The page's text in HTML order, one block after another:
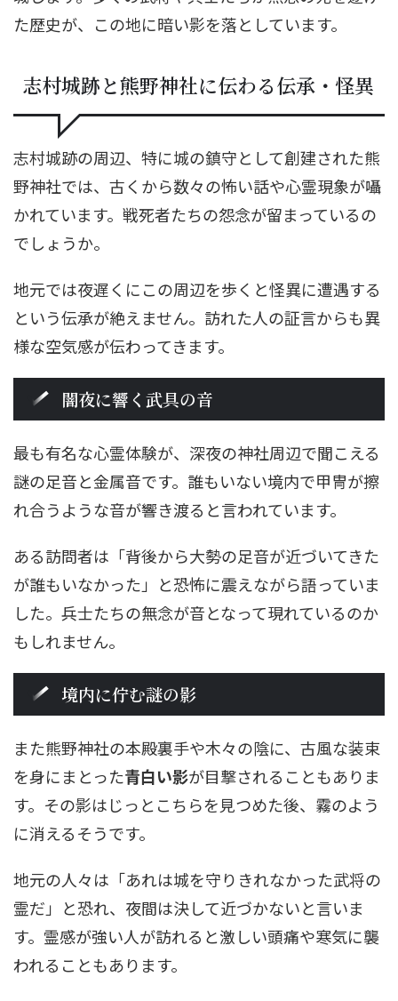
た歴史が、この地に暗い影を落としています。
志村城跡と熊野神社に伝わる伝承・怪異
志村城跡の周辺、特に城の鎮守として創建された熊
野神社では、古くから数々の怖い話や心霊現象が囁
かれています。戦死者たちの怨念が留まっているの
でしょうか。
地元では夜遅くにこの周辺を歩くと怪異に遭遇する
という伝承が絶えません。訪れた人の証言からも異
様な空気感が伝わってきます。
闇夜に響く武具の音
最も有名な心霊体験が、深夜の神社周辺で聞こえる
謎の足音と金属音です。誰もいない境内で甲冑が擦
れ合うような音が響き渡ると言われています。
ある訪問者は「背後から大勢の足音が近づいてきた
が誰もいなかった」と恐怖に震えながら語っていま
した。兵士たちの無念が音となって現れているのか
もしれません。
境内に佇む謎の影
また熊野神社の本殿裏手や木々の陰に、古風な装束
を身にまとった青白い影が目撃されることもありま
す。その影はじっとこちらを見つめた後、霧のよう
に消えるそうです。
地元の人々は「あれは城を守りきれなかった武将の
霊だ」と恐れ、夜間は決して近づかないと言いま
す。霊感が強い人が訪れると激しい頭痛や寒気に襲
われることもあります。